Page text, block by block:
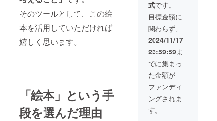
そのツールとして、この絵
本を活用していただければ
嬉しく思います。
「絵本」という手
段を選んだ理由
を記載
しま
す。 ※
このリ
ターン
は
50.000
円のリ
ターン
と同じ
内容に
なりま
す。
式です。
目標金額に
関わらず、
2024/11/17
23:59:59ま
でに集まっ
た金額が
ファンディ
ングされま
す。